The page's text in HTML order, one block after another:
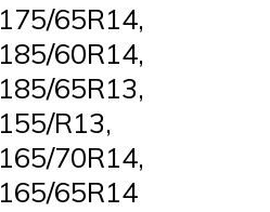
175/65R14,
185/60R14,
185/65R13,
155/R13,
165/70R14,
165/65R14